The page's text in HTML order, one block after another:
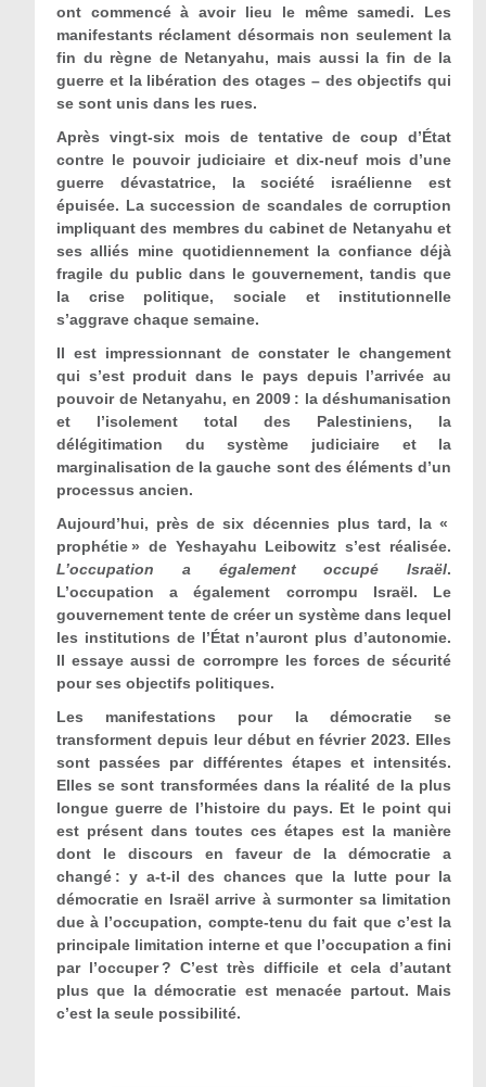
ont commencé à avoir lieu le même samedi. Les
manifestants réclament désormais non seulement la
fin du règne de Netanyahu, mais aussi la fin de la
guerre et la libération des otages – des objectifs qui
se sont unis dans les rues.
Après vingt-six mois de tentative de coup d’État
contre le pouvoir judiciaire et dix-neuf mois d’une
guerre dévastatrice, la société israélienne est
épuisée. La succession de scandales de corruption
impliquant des membres du cabinet de Netanyahu et
ses alliés mine quotidiennement la confiance déjà
fragile du public dans le gouvernement, tandis que
la crise politique, sociale et institutionnelle
s’aggrave chaque semaine.
Il est impressionnant de constater le changement
qui s’est produit dans le pays depuis l’arrivée au
pouvoir de Netanyahu, en 2009 : la déshumanisation
et l’isolement total des Palestiniens, la
délégitimation du système judiciaire et la
marginalisation de la gauche sont des éléments d’un
processus ancien.
Aujourd’hui, près de six décennies plus tard, la «
prophétie » de Yeshayahu Leibowitz s’est réalisée.
L’occupation a également occupé Israël.
L’occupation a également corrompu Israël. Le
gouvernement tente de créer un système dans lequel
les institutions de l’État n’auront plus d’autonomie.
Il essaye aussi de corrompre les forces de sécurité
pour ses objectifs politiques.
Les manifestations pour la démocratie se
transforment depuis leur début en février 2023. Elles
sont passées par différentes étapes et intensités.
Elles se sont transformées dans la réalité de la plus
longue guerre de l’histoire du pays. Et le point qui
est présent dans toutes ces étapes est la manière
dont le discours en faveur de la démocratie a
changé : y a-t-il des chances que la lutte pour la
démocratie en Israël arrive à surmonter sa limitation
due à l’occupation, compte-tenu du fait que c’est la
principale limitation interne et que l’occupation a fini
par l’occuper ? C’est très difficile et cela d’autant
plus que la démocratie est menacée partout. Mais
c’est la seule possibilité.